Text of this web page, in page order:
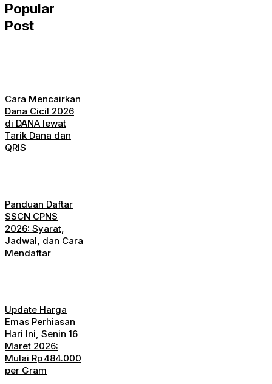
Popular
Post
Cara Mencairkan
Dana Cicil 2026
di DANA lewat
Tarik Dana dan
QRIS
Panduan Daftar
SSCN CPNS
2026: Syarat,
Jadwal, dan Cara
Mendaftar
Update Harga
Emas Perhiasan
Hari Ini, Senin 16
Maret 2026:
Mulai Rp 484.000
per Gram